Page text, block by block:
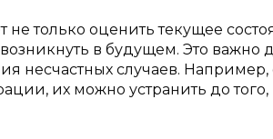
не только оценить текущее
в будущем. Это
несчастных случаев.
их можно устранить до